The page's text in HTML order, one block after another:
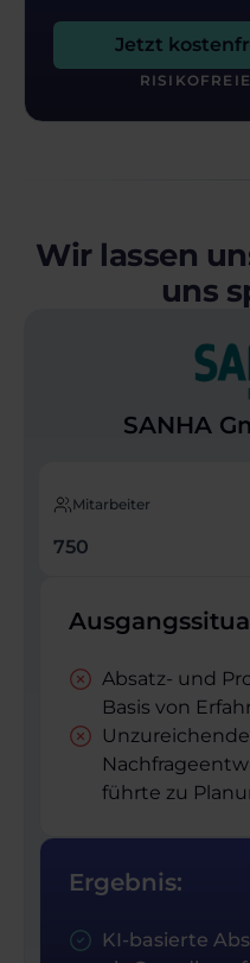
Jetzt
RISIKOFREIE
Wir lassen
uns
SANHA
Mitarbeiter
750
Absatz- und
Basis von
führte zu
Ergebnis:
KI-basierte